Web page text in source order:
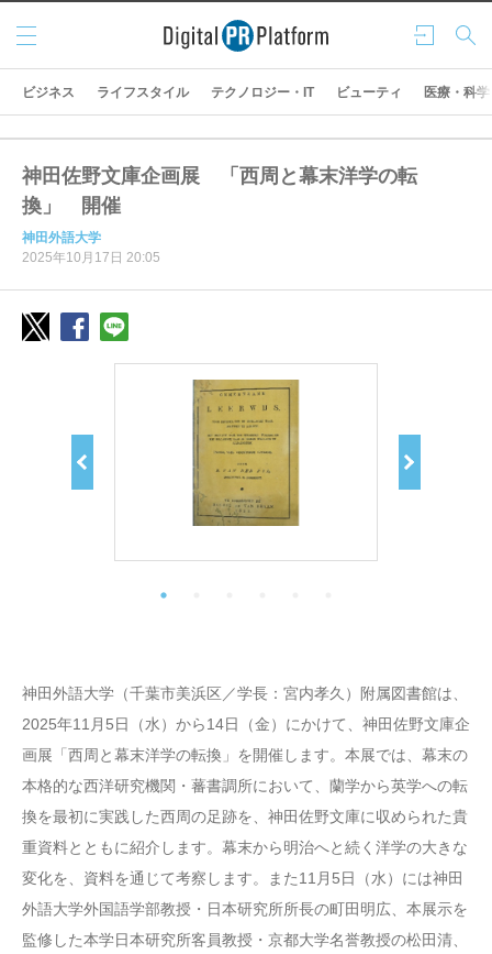
ログ
イン
検索
メニ
ュー
ビジネス ライフスタイル テクノロジー・IT ビューティ 医療・科学
神田佐野文庫企画展 「西周と幕末洋学の転
換」 開催
神田外語大学
2025年10月17日 20:05
神田外語大学（千葉市美浜区／学長：宮内孝久）附属図書館は、
2025年11月5日（水）から14日（金）にかけて、神田佐野文庫企
画展「西周と幕末洋学の転換」を開催します。本展では、幕末の
本格的な西洋研究機関・蕃書調所において、蘭学から英学への転
換を最初に実践した西周の足跡を、神田佐野文庫に収められた貴
重資料とともに紹介します。幕末から明治へと続く洋学の大きな
変化を、資料を通じて考察します。また11月5日（水）には神田
外語大学外国語学部教授・日本研究所所長の町田明広、本展示を
監修した本学日本研究所客員教授・京都大学名誉教授の松田清、